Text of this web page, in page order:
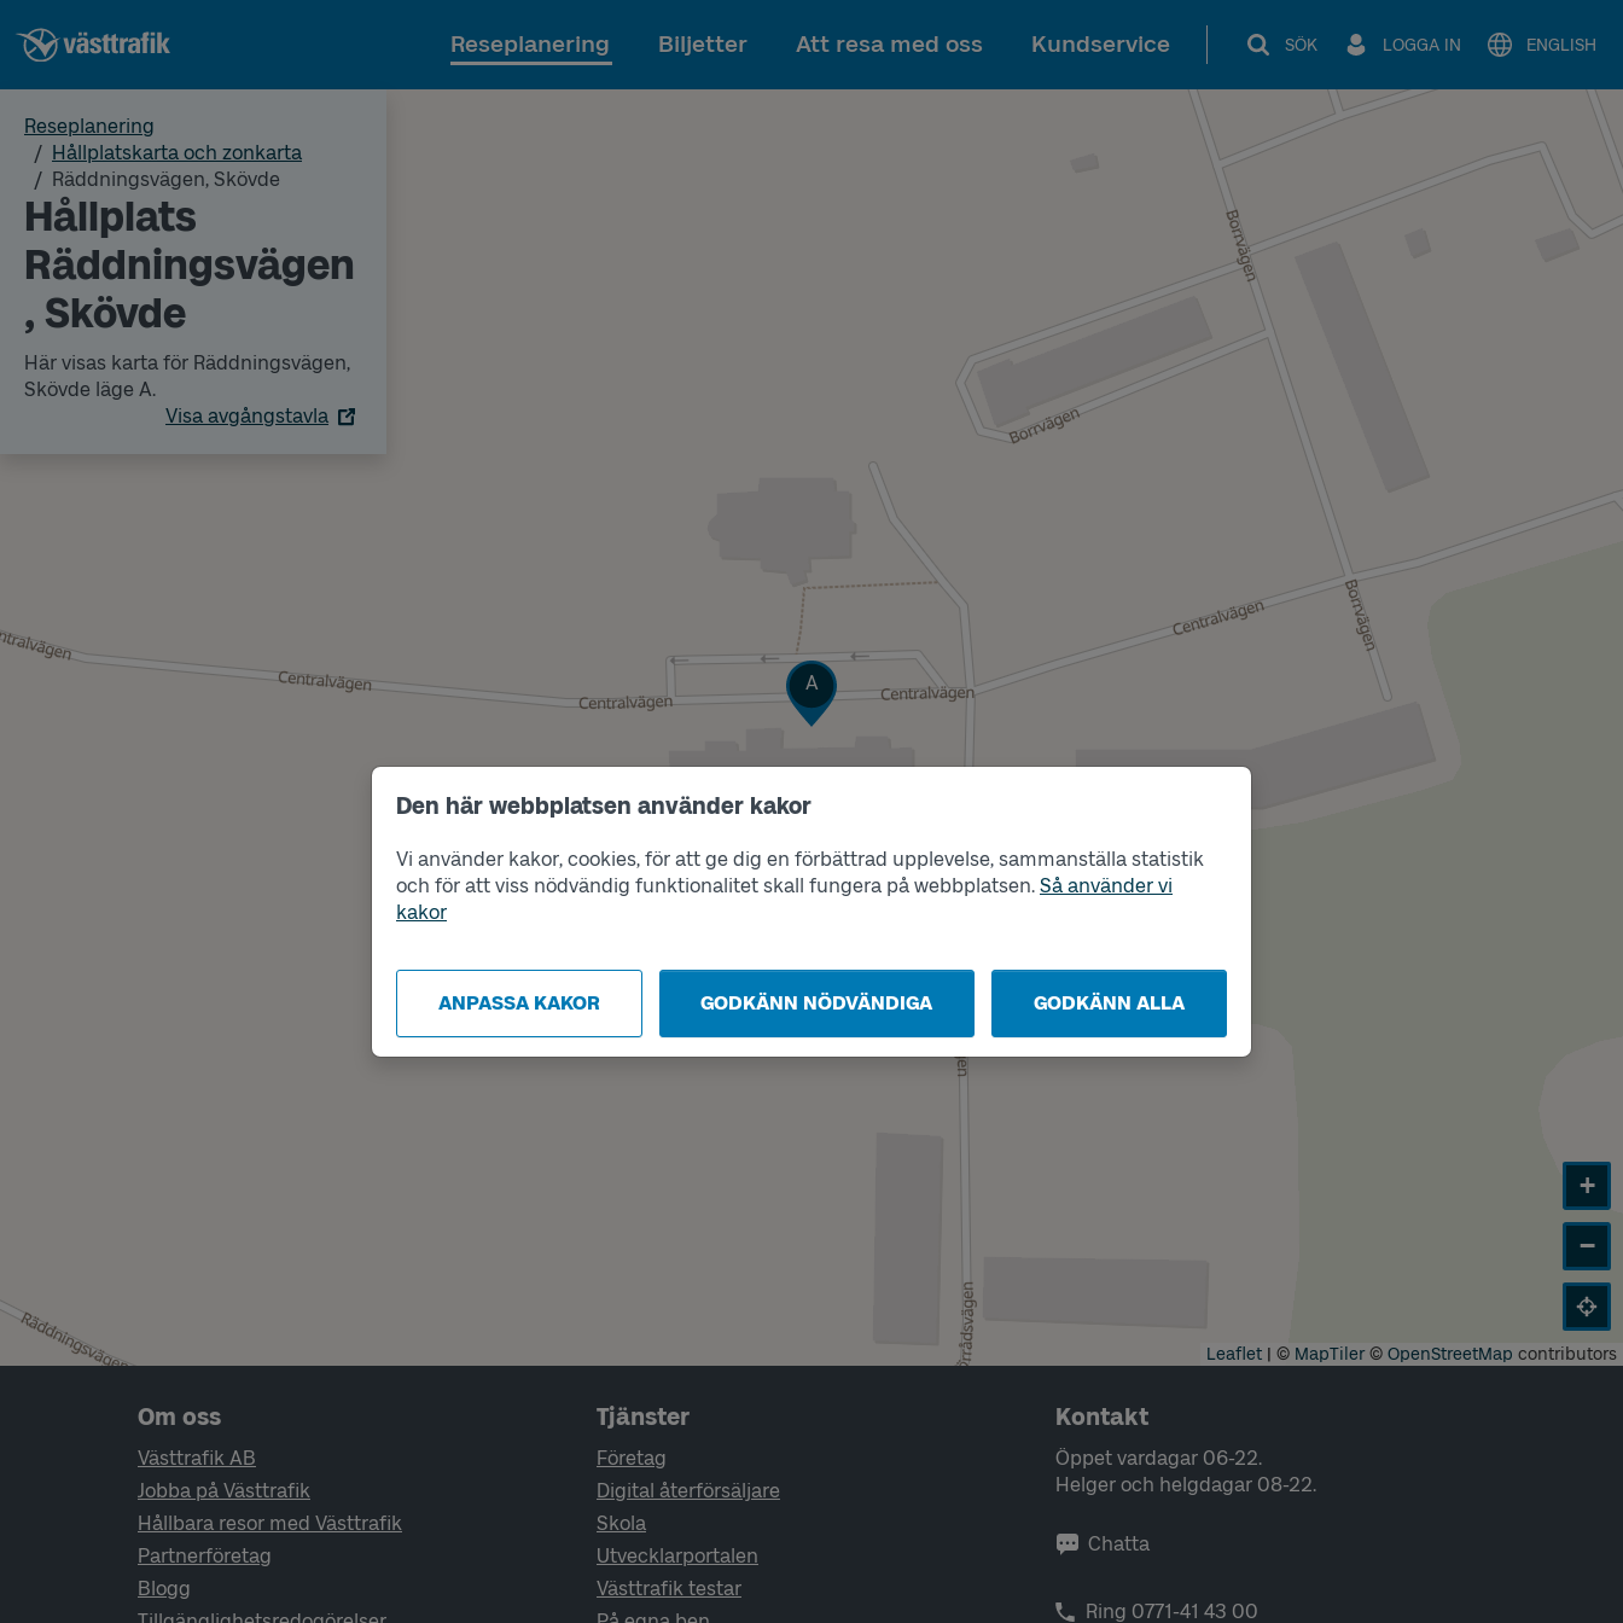
Den här webbplatsen använder kakor
Vi använder kakor, cookies, för att ge dig en förbättrad upplevelse, sammanställa statistik
och för att viss nödvändig funktionalitet skall fungera på webbplatsen. Så använder vi
kakor
ANPASSA KAKOR GODKÄNN NÖDVÄNDIGA GODKÄNN ALLA
Till innehållet
Reseplanering Biljetter Att resa med oss Kundservice SÖK LOGGA IN ENGLISH
Reseplanering
Hållplatskarta och zonkarta
Räddningsvägen, Skövde
Hållplats
Räddningsvägen
, Skövde
Här visas karta för Räddningsvägen,
Skövde läge A.
Visa avgångstavla
Läge
A
+
−
Leaflet | © MapTiler© OpenStreetMap contributors
Sidfotsnavigering
Om oss
Västtrafik AB
Jobba på Västtrafik
Hållbara resor med Västtrafik
Partnerföretag
Blogg
Tjänster
Företag
Digital återförsäljare
Skola
Utvecklarportalen
Västtrafik testar
Kontakt
Öppet vardagar 06-22.
Helger och helgdagar 08-22.
Chatta
Ring 0771-41 43 00